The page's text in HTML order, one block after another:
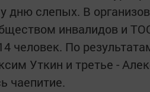
слепых. В
инвалидов и
человек. По
Уткин и третье -
чаепитие.